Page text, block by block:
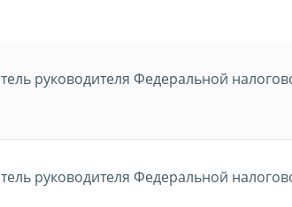
руководителя Федеральной
руководителя Федеральной